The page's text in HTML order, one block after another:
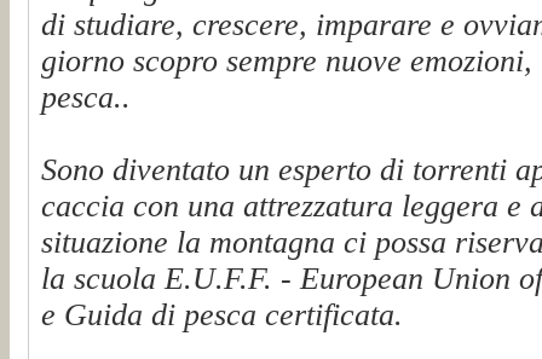
di studiare, crescere, imparare e
giorno scopro sempre nuove
pesca..
Sono diventato un esperto di torrenti
caccia con una attrezzatura leggera e
situazione la montagna ci possa
la scuola E.U.F.F. - European Union
e Guida di pesca certificata.